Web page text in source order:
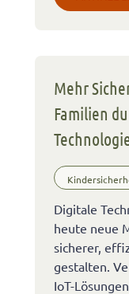
Mehr
Familien
Digitale
heute neue
sicherer,
gestalten.
IoT-